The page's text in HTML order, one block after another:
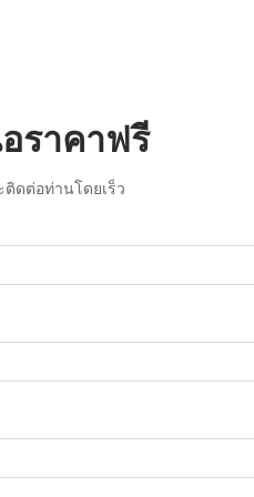
ราคาฟรี
ติดต่อท่านโดยเร็ว